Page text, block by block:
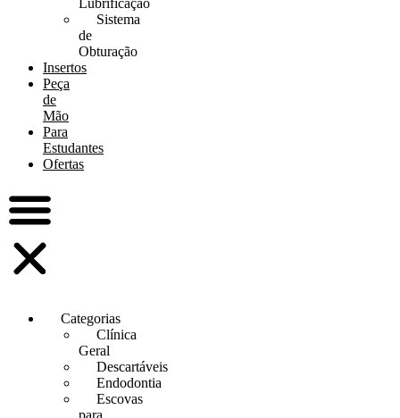
Lubrificação
Sistema
de
Obturação
Insertos
Peça
de
Mão
Para
Estudantes
Ofertas
Categorias
Clínica
Geral
Descartáveis
Endodontia
Escovas